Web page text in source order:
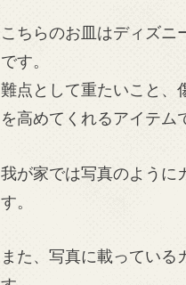
こちらのお皿はディズニ
です。
難点として重たいこと、
を高めてくれるアイテム
我が家では写真のように
す。
また、写真に載ってい